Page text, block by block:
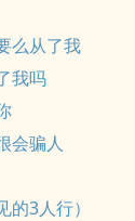
么从了我
我吗
会骗人
3人行）